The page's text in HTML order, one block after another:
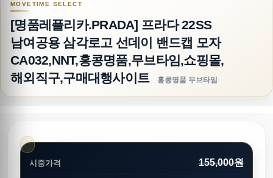
[명품레플리카.PRADA] 프라다 22SS
남여공용 삼각로고 선데이 밴드캡 모자
CA032,NNT,홍콩명품,무브타임,쇼핑몰,
해외직구,구매대행사이트
홍콩명품 무브타임
시중가격 155,000원